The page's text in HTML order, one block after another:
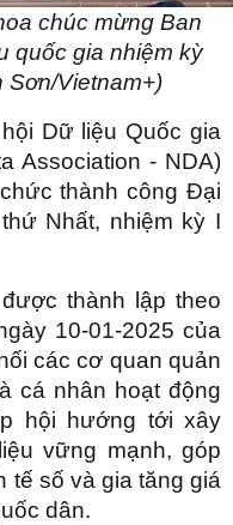
chúc mừng Ban
quốc gia nhiệm kỳ
Sơn/Vietnam+)
Dữ liệu Quốc gia
Association - NDA)
thành công Đại
Nhất, nhiệm kỳ I
thành lập theo
10-01-2025 của
các cơ quan quản
cá nhân hoạt động
hội hướng tới xây
vững mạnh, góp
tế số và gia tăng giá
dân.